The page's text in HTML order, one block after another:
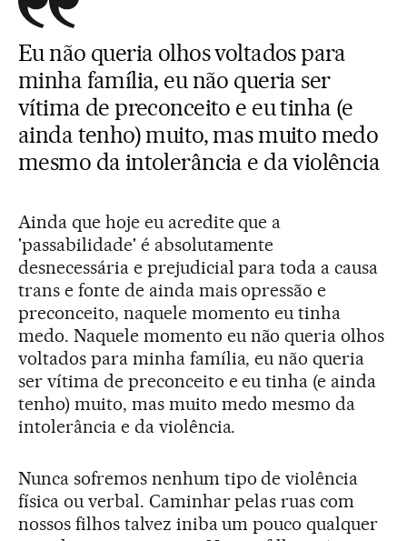
Eu não queria olhos voltados para
minha família, eu não queria ser
vítima de preconceito e eu tinha (e
ainda tenho) muito, mas muito medo
mesmo da intolerância e da violência
Ainda que hoje eu acredite que a
'passabilidade' é absolutamente
desnecessária e prejudicial para toda a causa
trans e fonte de ainda mais opressão e
preconceito, naquele momento eu tinha
medo. Naquele momento eu não queria olhos
voltados para minha família, eu não queria
ser vítima de preconceito e eu tinha (e ainda
tenho) muito, mas muito medo mesmo da
intolerância e da violência.
Nunca sofremos nenhum tipo de violência
física ou verbal. Caminhar pelas ruas com
nossos filhos talvez iniba um pouco qualquer